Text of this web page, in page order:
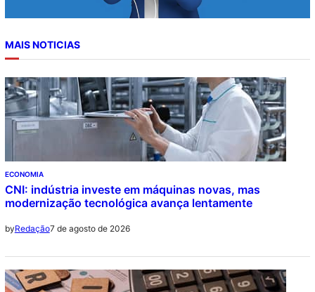
MAIS NOTICIAS
ECONOMIA
CNI: indústria investe em máquinas novas, mas
modernização tecnológica avança lentamente
byRedação7 de agosto de 2026